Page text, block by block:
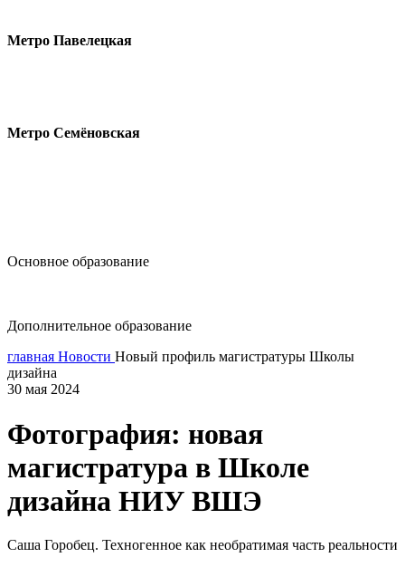
Метро Павелецкая
Метро Семёновская
Основное образование
Дополнительное образование
главная Новости Новый профиль магистратуры Школы
дизайна
30 мая 2024
Фотография: новая
магистратура в Школе
дизайна НИУ ВШЭ
Саша Горобец. Техногенное как необратимая часть реальности